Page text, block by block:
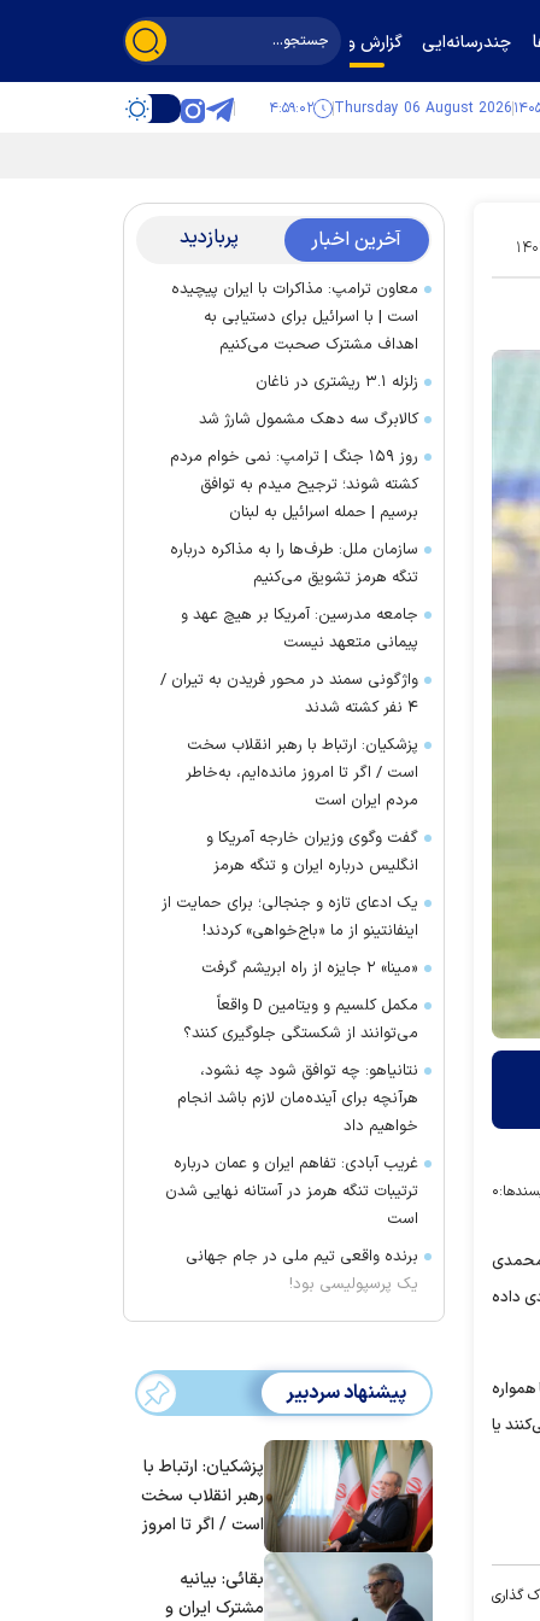
چندرسانه‌ایی گزارش و گفت‌وگو
Thursday 06 August 2026 ۴:۵۹:۰۳
۱۵
۰
محمدی
سیرجانی به سرمربی کنونی پرسپولیس پیشنهاد قراردادی 100 میلیاردی داده
یا
گذاری
آخرین اخبار پربازدید
معاون ترامپ: مذاکرات با ایران پیچیده
است | با اسرائیل برای دستیابی به
اهداف مشترک صحبت می‌کنیم
زلزله ۳.۱ ریشتری در ناغان
کالابرگ سه دهک مشمول شارژ شد
روز ۱۵۹ جنگ | ترامپ: نمی خوام مردم
کشته شوند؛ ترجیح میدم به توافق
برسیم | حمله اسرائیل به لبنان
سازمان ملل: طرف‌ها را به مذاکره درباره
تنگه هرمز تشویق می‌کنیم
جامعه مدرسین: آمریکا بر هیچ عهد و
پیمانی متعهد نیست
واژگونی سمند در محور فریدن به تیران /
۴ نفر کشته شدند
پزشکیان: ارتباط با رهبر انقلاب سخت
است / اگر تا امروز مانده‌ایم، به‌خاطر
مردم ایران است
گفت وگوی وزیران خارجه آمریکا و
انگلیس درباره ایران و تنگه هرمز
یک ادعای تازه و جنجالی؛ برای حمایت از
اینفانتینو از ما «باج‌خواهی» کردند!
«مینا» ۲ جایزه از راه ابریشم گرفت
مکمل کلسیم و ویتامین D واقعاً
می‌توانند از شکستگی جلوگیری کنند؟
نتانیاهو: چه توافق شود چه نشود،
هرآنچه برای آینده‌مان لازم باشد انجام
خواهیم داد
غریب آبادی: تفاهم ایران و عمان درباره
ترتیبات تنگه هرمز در آستانه نهایی شدن
است
برنده واقعی تیم ملی در جام جهانی
یک پرسپولیسی بود!
پیشنهاد سردبیر
پزشکیان: ارتباط با
رهبر انقلاب سخت
است / اگر تا امروز
مردم ایران است
بقائی: بیانیه
مشترک ایران و